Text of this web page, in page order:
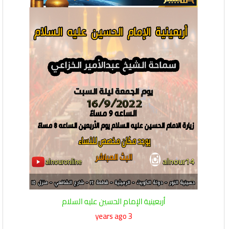
أربعينية الإمام الحسين عليه السلام
3 years ago